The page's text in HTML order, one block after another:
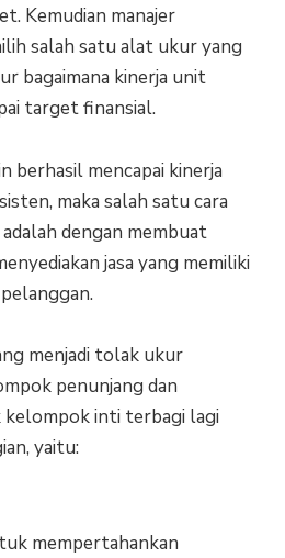
Kemudian manajer
salah satu alat ukur yang
bagaimana kinerja unit
target finansial.
berhasil mencapai kinerja
maka salah satu cara
dengan membuat
jasa yang memiliki
menjadi tolak ukur
penunjang dan
inti terbagi lagi
yaitu:
mempertahankan